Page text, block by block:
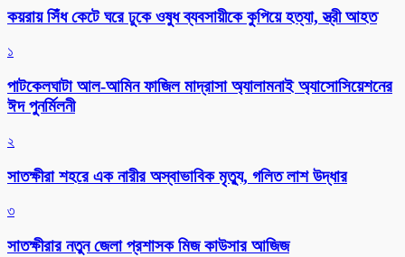
কয়রায় সিঁধ কেটে ঘরে ঢুকে ওষুধ ব্যবসায়ীকে কুপিয়ে হত্যা, স্ত্রী আহত
১
পাটকেলঘাটা আল-আমিন ফাজিল মাদ্রাসা অ্যালামনাই অ্যাসোসিয়েশনের
ঈদ পুনর্মিলনী
২
সাতক্ষীরা শহরে এক নারীর অস্বাভাবিক মৃত্যু, গলিত লাশ উদ্ধার
৩
সাতক্ষীরার নতুন জেলা প্রশাসক মিজ কাউসার আজিজ